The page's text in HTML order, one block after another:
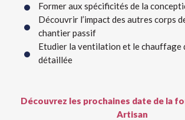
Former aux spécificités de la
Découvrir l’impact des autres corps
chantier passif
Etudier la ventilation et le chauffage
détaillée
Découvrez les prochaines date de la
Artisan